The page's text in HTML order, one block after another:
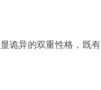
诡异的双重性格，既有